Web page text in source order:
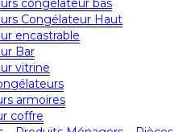
congélateur bas
Congélateur Haut
encastrable
Bar
vitrine
armoires
coffre